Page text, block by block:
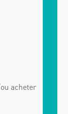
acheter